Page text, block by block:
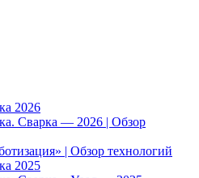
2026
Сварка — 2026 | Обзор
| Обзор технологий
2025